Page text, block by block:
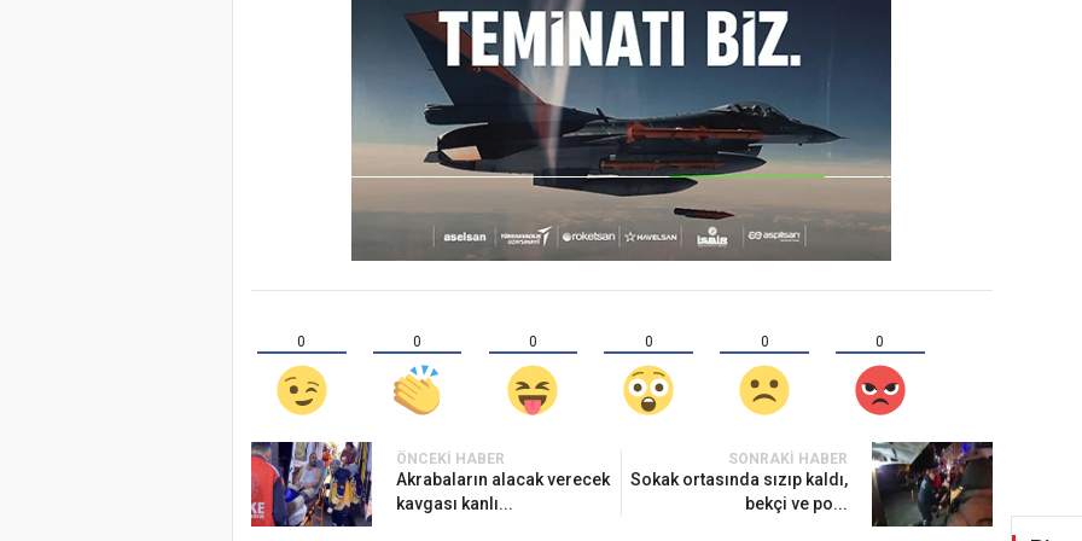
0 0 0 0 0 0
ÖNCEKI HABER
Akrabaların alacak verecek
kavgası kanlı...
SONRAKI HABER
Sokak ortasında sızıp kaldı,
bekçi ve po...